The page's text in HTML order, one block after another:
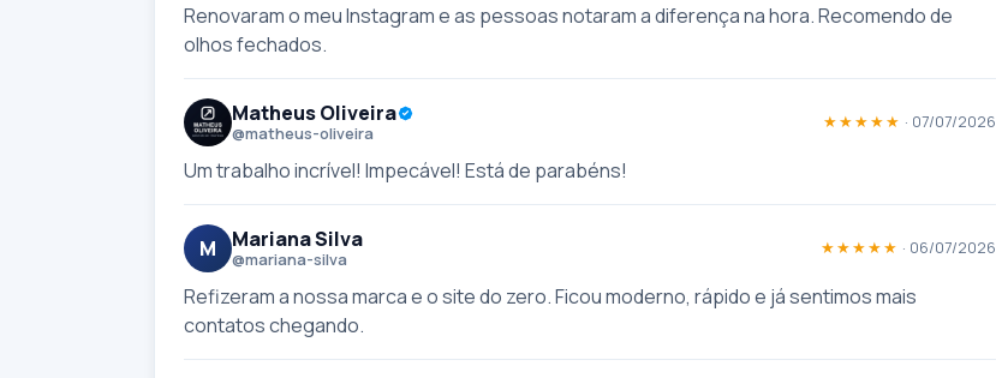
Renovaram o meu Instagram e as pessoas notaram a diferença na hora. Recomendo de
olhos fechados.
Matheus Oliveira
@matheus-oliveira
★★★★★ · 07/07/2026
Um trabalho incrível! Impecável! Está de parabéns!
M Mariana Silva
@mariana-silva
★★★★★ · 06/07/2026
Refizeram a nossa marca e o site do zero. Ficou moderno, rápido e já sentimos mais
contatos chegando.